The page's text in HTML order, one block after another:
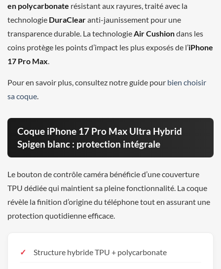
en polycarbonate résistant aux rayures, traité avec la
technologie DuraClearanti-jaunissement pour une
transparence durable. La technologie Air Cushiondans les
coins protège les points d’impact les plus exposés de l’iPhone
17 Pro Max
Pour en savoir plus, consultez notre guide pour bien choisir
sa coque
Coque iPhone 17 Pro Max Ultra Hybrid
Spigen blanc : protection intégrale
Le bouton de contrôle caméra bénéficie d’une couverture
TPU dédiée qui maintient sa pleine fonctionnalité. La coque
révèle la finition d’origine du téléphone tout en assurant une
protection quotidienne efficace.
Structure hybride TPU + polycarbonate